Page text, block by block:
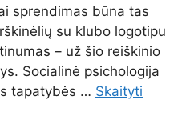
sprendimas būna tas
su klubo logotipu
– už šio reiškinio
Socialinė psichologija
tapatybės … Skaityti